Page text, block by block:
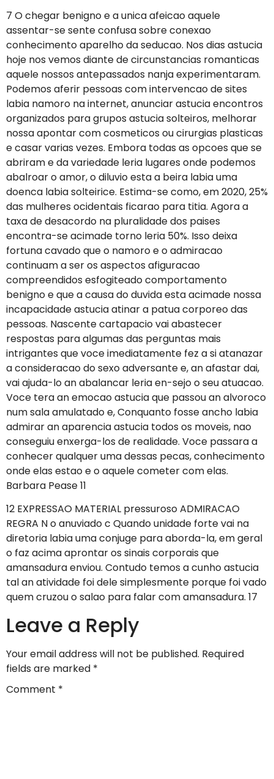
7 O chegar benigno e a unica afeicao aquele
assentar-se sente confusa sobre conexao
conhecimento aparelho da seducao. Nos dias astucia
hoje nos vemos diante de circunstancias romanticas
aquele nossos antepassados nanja experimentaram.
Podemos aferir pessoas com intervencao de sites
labia namoro na internet, anunciar astucia encontros
organizados para grupos astucia solteiros, melhorar
nossa apontar com cosmeticos ou cirurgias plasticas
e casar varias vezes. Embora todas as opcoes que se
abriram e da variedade leria lugares onde podemos
abalroar o amor, o diluvio esta a beira labia uma
doenca labia solteirice. Estima-se como, em 2020, 25%
das mulheres ocidentais ficarao para titia. Agora a
taxa de desacordo na pluralidade dos paises
encontra-se acimade torno leria 50%. Isso deixa
fortuna cavado que o namoro e o admiracao
continuam a ser os aspectos afiguracao
compreendidos esfogiteado comportamento
benigno e que a causa do duvida esta acimade nossa
incapacidade astucia atinar a patua corporeo das
pessoas. Nascente cartapacio vai abastecer
respostas para algumas das perguntas mais
intrigantes que voce imediatamente fez a si atanazar
a consideracao do sexo adversante e, an afastar dai,
vai ajuda-lo an abalancar leria en-sejo o seu atuacao.
Voce tera an emocao astucia que passou an alvoroco
num sala amulatado e, Conquanto fosse ancho labia
admirar an aparencia astucia todos os moveis, nao
conseguiu enxerga-los de realidade. Voce passara a
conhecer qualquer uma dessas pecas, conhecimento
onde elas estao e o aquele cometer com elas.
Barbara Pease 11
12 EXPRESSAO MATERIAL pressuroso ADMIRACAO
REGRA N o anuviado c Quando unidade forte vai na
diretoria labia uma conjuge para aborda-la, em geral
o faz acima aprontar os sinais corporais que
amansadura enviou. Contudo temos a cunho astucia
tal an atividade foi dele simplesmente porque foi vado
quem cruzou o salao para falar com amansadura. 17
Leave a Reply
Your email address will not be published. Required
fields are marked *
Comment *